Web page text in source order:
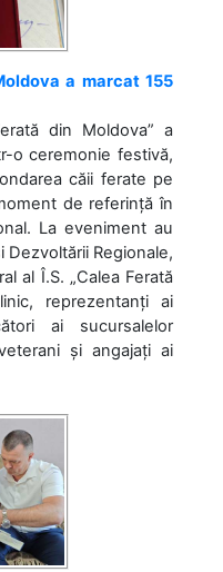
a marcat 155
din Moldova” a
o ceremonie festivă,
căii ferate pe
de referință în
La eveniment au
Regionale,
al Î.S. „Calea Ferată
reprezentanți ai
ai sucursalelor
și angajați ai